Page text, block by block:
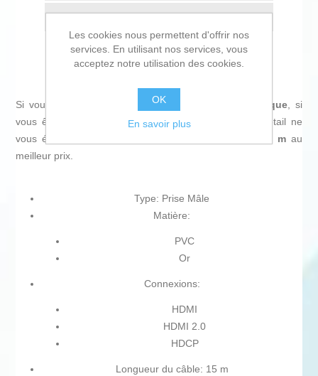
Envoyer à un ami
Si vous êtes passionné d' informatique et d'électronique, si
vous êtes à la pointe de la technologie et qu'aucun détail ne
vous échappe, achetez
Câble HDMI FiberX Series 15 m au
meilleur prix.
Type: Prise Mâle
Matière:
PVC
Or
Connexions:
HDMI
HDMI 2.0
HDCP
Longueur du câble: 15 m
Les cookies nous permettent d'offrir nos
services. En utilisant nos services, vous
acceptez notre utilisation des cookies.
OK
En savoir plus